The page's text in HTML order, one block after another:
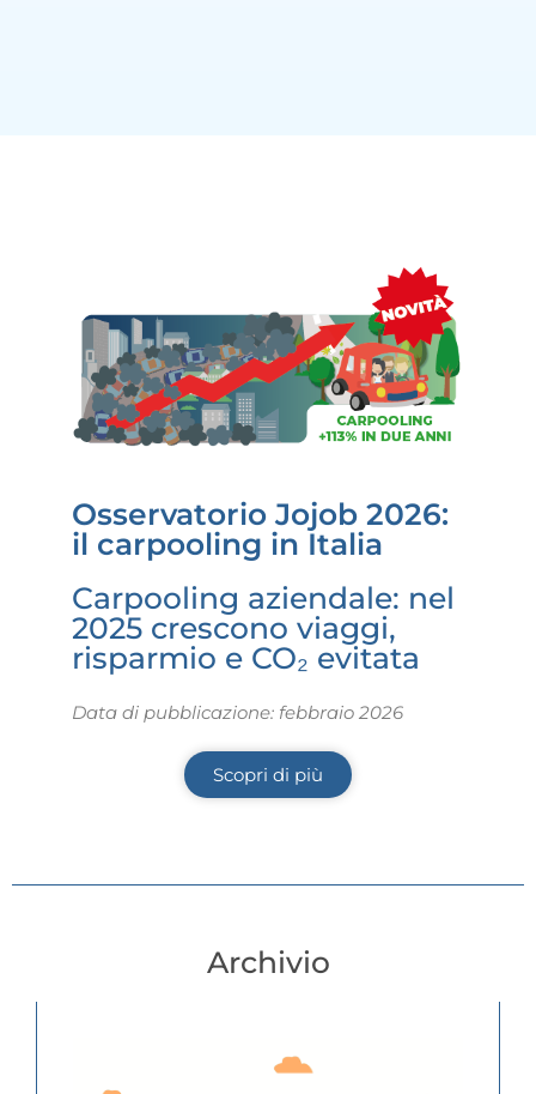
Osservatorio Jojob 2026:
il carpooling in Italia
Carpooling aziendale: nel
2025 crescono viaggi,
risparmio e CO₂ evitata
Data di pubblicazione: febbraio 2026
Scopri di più
Archivio